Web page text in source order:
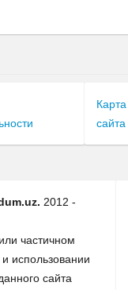
Карта
сайта
2012 -
частичном
использовании
сайта